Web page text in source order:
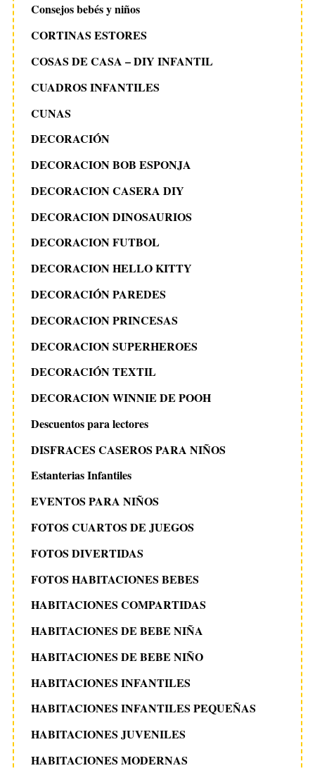
Consejos bebés y niños
CORTINAS ESTORES
COSAS DE CASA – DIY INFANTIL
CUADROS INFANTILES
CUNAS
DECORACIÓN
DECORACION BOB ESPONJA
DECORACION CASERA DIY
DECORACION DINOSAURIOS
DECORACION FUTBOL
DECORACION HELLO KITTY
DECORACIÓN PAREDES
DECORACION PRINCESAS
DECORACION SUPERHEROES
DECORACIÓN TEXTIL
DECORACION WINNIE DE POOH
Descuentos para lectores
DISFRACES CASEROS PARA NIÑOS
Estanterias Infantiles
EVENTOS PARA NIÑOS
FOTOS CUARTOS DE JUEGOS
FOTOS DIVERTIDAS
FOTOS HABITACIONES BEBES
HABITACIONES COMPARTIDAS
HABITACIONES DE BEBE NIÑA
HABITACIONES DE BEBE NIÑO
HABITACIONES INFANTILES
HABITACIONES INFANTILES PEQUEÑAS
HABITACIONES JUVENILES
HABITACIONES MODERNAS